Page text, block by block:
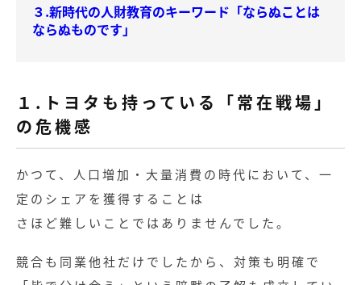
３.新時代の人財教育のキーワード「ならぬことは
ならぬものです」
１.トヨタも持っている「常在戦場」
の危機感
かつて、人口増加・大量消費の時代において、一
定のシェアを獲得することは
さほど難しいことではありませんでした。
競合も同業他社だけでしたから、対策も明確で